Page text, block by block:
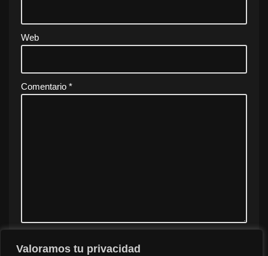
Valoramos tu privacidad
Web
Comentario *
Guarda mi nombre, correo electrónico y web en este